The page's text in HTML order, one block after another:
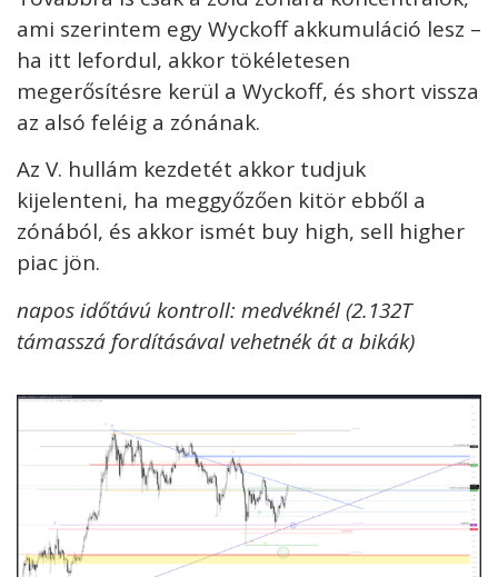
ami szerintem egy Wyckoff akkumuláció lesz –
ha itt lefordul, akkor tökéletesen
megerősítésre kerül a Wyckoff, és short vissza
az alsó feléig a zónának.
Az V. hullám kezdetét akkor tudjuk
kijelenteni, ha meggyőzően kitör ebből a
zónából, és akkor ismét buy high, sell higher
piac jön.
napos időtávú kontroll: medvéknél (2.132T
támasszá fordításával vehetnék át a bikák)